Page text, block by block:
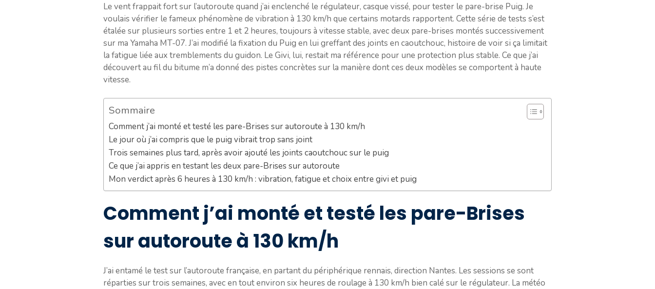
Le vent frappait fort sur l’autoroute quand j’ai enclenché le régulateur, casque vissé, pour tester le pare-brise Puig. Je
voulais vérifier le fameux phénomène de vibration à 130 km/h que certains motards rapportent. Cette série de tests s’est
étalée sur plusieurs sorties entre 1 et 2 heures, toujours à vitesse stable, avec deux pare-brises montés successivement
sur ma Yamaha MT-07. J’ai modifié la fixation du Puig en lui greffant des joints en caoutchouc, histoire de voir si ça limitait
la fatigue liée aux tremblements du guidon. Le Givi, lui, restait ma référence pour une protection plus stable. Ce que j’ai
découvert au fil du bitume m’a donné des pistes concrètes sur la manière dont ces deux modèles se comportent à haute
vitesse.
Sommaire
Comment j’ai monté et testé les pare-Brises sur autoroute à 130 km/h
Le jour où j’ai compris que le puig vibrait trop sans joint
Trois semaines plus tard, après avoir ajouté les joints caoutchouc sur le puig
Ce que j’ai appris en testant les deux pare-Brises sur autoroute
Mon verdict après 6 heures à 130 km/h : vibration, fatigue et choix entre givi et puig
Comment j’ai monté et testé les pare-Brises
sur autoroute à 130 km/h
J’ai entamé le test sur l’autoroute française, en partant du périphérique rennais, direction Nantes. Les sessions se sont
réparties sur trois semaines, avec en tout environ six heures de roulage à 130 km/h bien calé sur le régulateur. La météo